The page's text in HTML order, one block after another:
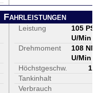
Fahrleistungen
Leistung
105 PS
U/Min
Drehmoment
108 NM
U/Min
Höchstgeschw.
195
Tankinhalt
Verbrauch